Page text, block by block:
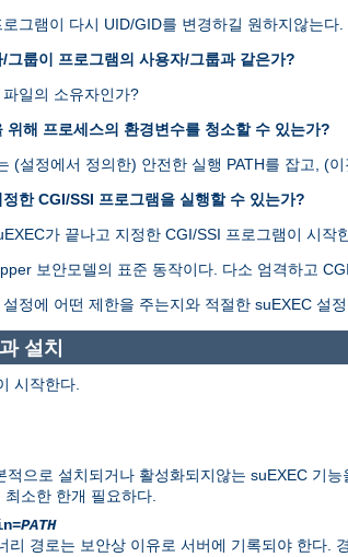
그램이 다시 UID/GID를 변경하길 원하지않는다.
그룹이 프로그램의 사용자/그룹과 같은가?
일의 소유자인가?
위해 프로세스의 환경변수를 청소할 수 있는가?
(설정에서 정의한) 안전한 실행 PATH를 잡고, (
한 CGI/SSI 프로그램을 실행할 수 있는가?
가 끝나고 지정한 CGI/SSI 프로그램이 시작
보안모델의 표준 동작이다. 다소 엄격하고
정에 어떤 제한을 주는지와 적절한 suEXEC 설
설치
시작한다.
적으로 설치되거나 활성화되지않는 suEXEC 기
최소한 한개 필요하다.
PATH
리 경로는 보안상 이유로 서버에 기록되야 한다.